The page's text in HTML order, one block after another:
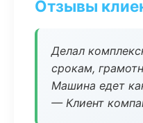
Отзывы
Делал
срокам,
Машина едет
— Клиент